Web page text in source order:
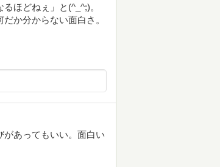
ほどねぇ」と(^_^;)。
か分からない面白さ。
あってもいい。面白い